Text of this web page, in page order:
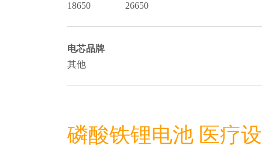
18650
26650
电芯品牌
其他
磷酸铁锂电池 医疗